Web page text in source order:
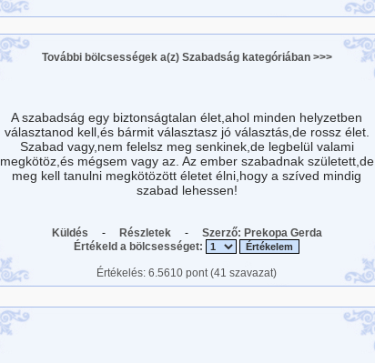
További bölcsességek a(z) Szabadságkategóriában >>>
A szabadság egy biztonságtalan élet,ahol minden helyzetben
választanod kell,és bármit választasz jó választás,de rossz élet.
Szabad vagy,nem felelsz meg senkinek,de legbelül valami
megkötöz,és mégsem vagy az. Az ember szabadnak született,de
meg kell tanulni megkötözött életet élni,hogy a szíved mindig
szabad lehessen!
Küldés - Részletek- Szerző: Prekopa Gerda
Értékeld a bölcsességet:
Értékelés: 6.5610 pont (41 szavazat)